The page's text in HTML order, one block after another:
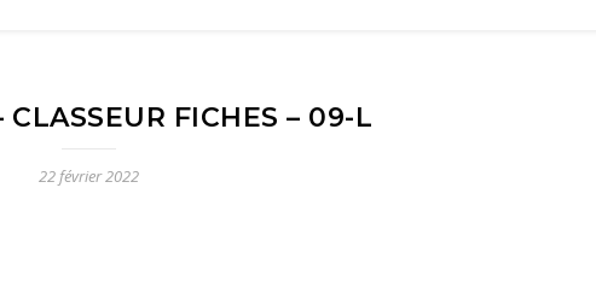
CLASSEUR FICHES – 09-L
22 février 2022